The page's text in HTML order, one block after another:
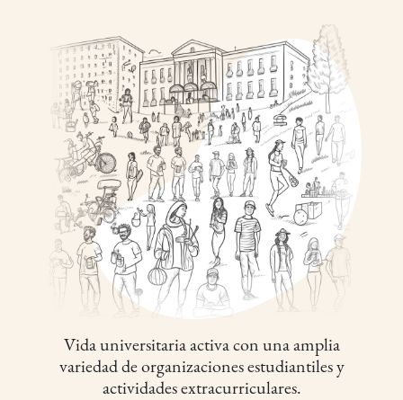
Vida universitaria activa con una amplia
variedad de organizaciones estudiantiles y
actividades extracurriculares.